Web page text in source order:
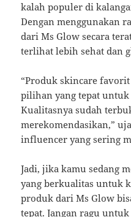
kalah populer di
Dengan menggunakan
dari Ms Glow secara
terlihat lebih sehat dan
“Produk skincare
pilihan yang tepat
Kualitasnya sudah
merekomendasikan,”
influencer yang sering
Jadi, jika kamu sedang
yang berkualitas untuk
produk dari Ms Glow
tepat. Jangan ragu